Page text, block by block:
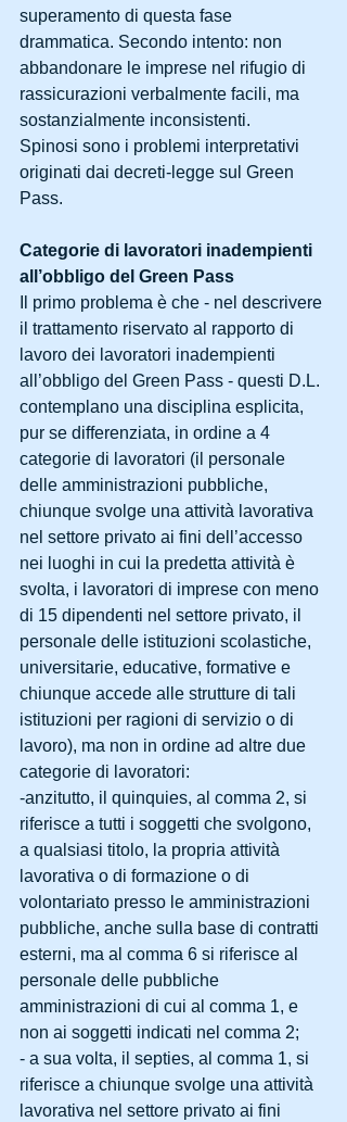
superamento di questa fase
drammatica. Secondo intento: non
abbandonare le imprese nel rifugio di
rassicurazioni verbalmente facili, ma
sostanzialmente inconsistenti.
Spinosi sono i problemi interpretativi
originati dai decreti-legge sul Green
Pass.
Categorie di lavoratori inadempienti
all’obbligo del Green Pass
Il primo problema è che - nel descrivere
il trattamento riservato al rapporto di
lavoro dei lavoratori inadempienti
all’obbligo del Green Pass - questi D.L.
contemplano una disciplina esplicita,
pur se differenziata, in ordine a 4
categorie di lavoratori (il personale
delle amministrazioni pubbliche,
chiunque svolge una attività lavorativa
nel settore privato ai fini dell’accesso
nei luoghi in cui la predetta attività è
svolta, i lavoratori di imprese con meno
di 15 dipendenti nel settore privato, il
personale delle istituzioni scolastiche,
universitarie, educative, formative e
chiunque accede alle strutture di tali
istituzioni per ragioni di servizio o di
lavoro), ma non in ordine ad altre due
categorie di lavoratori:
-anzitutto, il quinquies, al comma 2, si
riferisce a tutti i soggetti che svolgono,
a qualsiasi titolo, la propria attività
lavorativa o di formazione o di
volontariato presso le amministrazioni
pubbliche, anche sulla base di contratti
esterni, ma al comma 6 si riferisce al
personale delle pubbliche
amministrazioni di cui al comma 1, e
non ai soggetti indicati nel comma 2;
- a sua volta, il septies, al comma 1, si
riferisce a chiunque svolge una attività
lavorativa nel settore privato ai fini